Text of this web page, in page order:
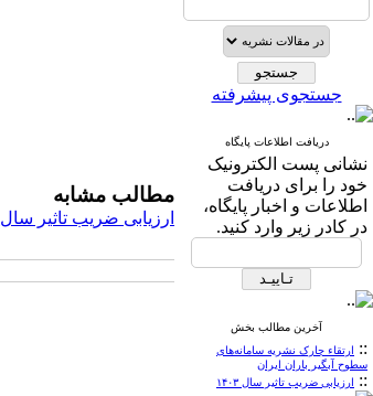
جستجوی پیشرفته
دریافت اطلاعات پایگاه
نشانی پست الکترونیک
خود را برای دریافت
اطلاعات و اخبار پایگاه،
در کادر زیر وارد کنید.
آخرین مطالب بخش
:: ارتقاء چارک نشریه سامانه‌های
سطوح آبگیر باران ایران
:: ارزیابی ضریب تاثیر سال ۱۴۰۳
مطالب مشابه
ارزیابی ضریب تاثیر سال ۱۴۰۳